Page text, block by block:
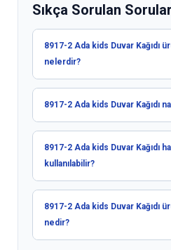
Sıkça Sorulan Sorular
8917-2 Ada kids Duvar Kağıdı
nelerdir?
8917-2 Ada kids Duvar Kağıdı
8917-2 Ada kids Duvar Kağıdı
kullanılabilir?
8917-2 Ada kids Duvar Kağıdı
nedir?